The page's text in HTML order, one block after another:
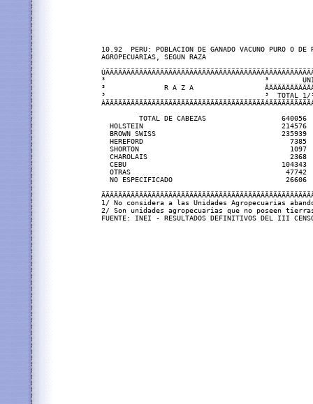
10.92  PERU: POBLACION DE GANADO VACUNO PURO O DE
AGROPECUARIAS, SEGUN RAZA
³                                      ³
³              R A Z A
³                                      ³  TOTAL 1/³ CON
TOTAL DE CABEZAS                  640056
HOLSTEIN                                 214576
BROWN SWISS                              235939
HEREFORD                                   7385
SHORTON                                    1097
CHAROLAIS                                  2368
CEBU                                     104343
OTRAS                                     47742
NO ESPECIFICADO                           26606
1/ No considera a las Unidades Agropecuarias
2/ Son unidades agropecuarias que no poseen